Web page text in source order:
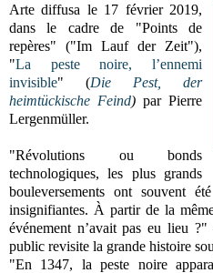
Arte diffusa le 17 février 2019,
dans le cadre de "Points de
repères" ("Im Lauf der Zeit"),
"La peste noire, l’ennemi
invisible" (Die Pest, der
heimtückische Feind)parPierre
Lergenmüller.
"Révolutions ou bonds
technologiques, les plus grands
bouleversements ont souvent
insignifiantes. À partir de la
événement n’avait pas eu lieu
public revisite la grande histoire
"En 1347, la peste noire